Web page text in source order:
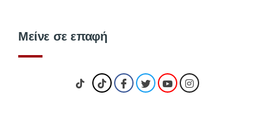
Μείνε σε επαφή